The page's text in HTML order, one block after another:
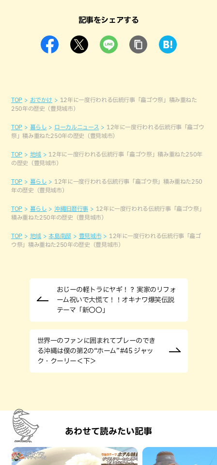
記事をシェアする
TOP おでかけ
12年に一度行われる伝統行事「龕ゴウ祭」積み重ねた
250年の歴史（豊見城市）
TOP 暮らし ローカルニュース
12年に一度行われる伝統行事「龕ゴウ
祭」積み重ねた250年の歴史（豊見城市）
TOP 地域
12年に一度行われる伝統行事「龕ゴウ祭」積み重ねた250年
の歴史（豊見城市）
TOP 暮らし
12年に一度行われる伝統行事「龕ゴウ祭」積み重ねた250
年の歴史（豊見城市）
TOP 暮らし 沖縄旧暦行事
12年に一度行われる伝統行事「龕ゴウ祭」
積み重ねた250年の歴史（豊見城市）
TOP 地域 本島南部 豊見城市
12年に一度行われる伝統行事「龕ゴ
ウ祭」積み重ねた250年の歴史（豊見城市）
おじーの軽トラにヤギ！？ 実家のリフォ
ーム祝いで大慌て！！オキナワ爆笑伝説
テーマ「新〇〇」
世界一のファンに囲まれてプレーのでき
る沖縄は僕の第2の“ホーム”#45 ジャッ
ク・クーリー＜下＞
あわせて読みたい記事